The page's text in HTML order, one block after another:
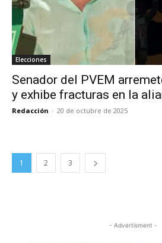
Elecciones
Senador del PVEM
y exhibe fracturas en la
Redacción - 20 de octubre de 2025
1 2 3
- Advertisment -